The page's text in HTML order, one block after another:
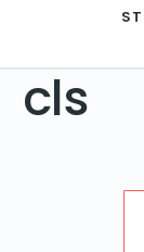
cls